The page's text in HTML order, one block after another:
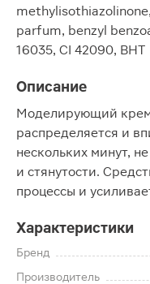
parfum, benzyl
16035, CI 42090, BHT
Описание
Моделирующий
распределяется и
нескольких минут,
и стянутости.
процессы и
Характеристики
Бренд
Производитель